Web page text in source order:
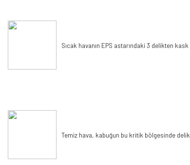
Sıcak havanın EPS astarındaki 3 delikten
Temiz hava, kabuğun bu kritik bölgesinde